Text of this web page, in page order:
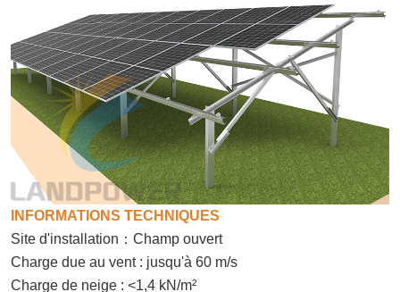
INFORMATIONS TECHNIQUES
Site d'installation ： Champ ouvert
Charge due au vent : jusqu'à 60 m/s
Charge de neige : <1,4 kN/m²